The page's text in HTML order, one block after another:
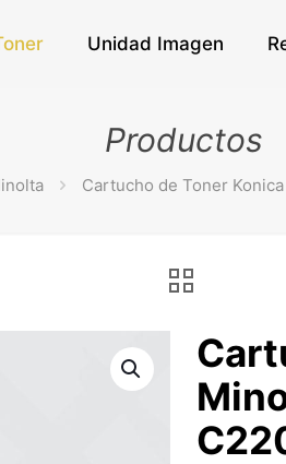
Unidad Imagen
Productos
Cartucho de Toner